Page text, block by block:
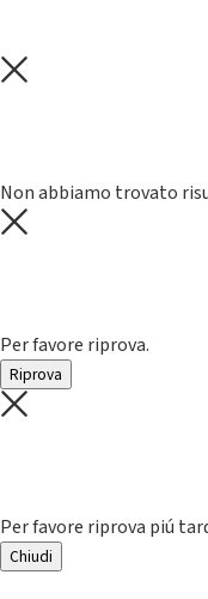
Non abbiamo trovato
Per favore riprova.
Riprova
Per favore riprova piú
Chiudi